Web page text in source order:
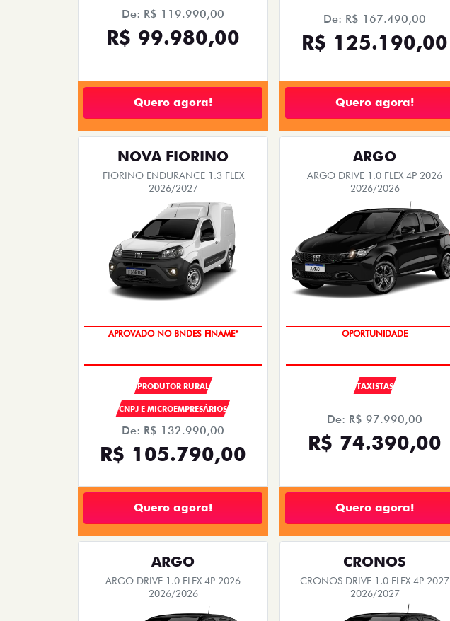
De: R$ 119.990,00
R$ 99.980,00
Quero agora!
De: R$ 167.490,00
R$ 125.190,00
Quero agora!
NOVA FIORINO
FIORINO ENDURANCE 1.3 FLEX
2026/2027
APROVADO NO BNDES FINAME*
PRODUTOR RURAL
CNPJ E MICROEMPRESÁRIOS
De: R$ 132.990,00
R$ 105.790,00
Quero agora!
ARGO
ARGO DRIVE 1.0 FLEX 4P 2026
2026/2026
OPORTUNIDADE
TAXISTAS
De: R$ 97.990,00
R$ 74.390,00
Quero agora!
ARGO
ARGO DRIVE 1.0 FLEX 4P 2026
2026/2026
CRONOS
CRONOS DRIVE 1.0 FLEX 4P 2027
2026/2027